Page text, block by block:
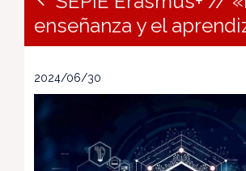
enseñanza y el
2024/06/30